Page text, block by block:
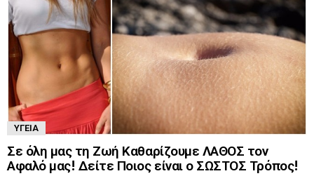
ΥΓΕΊΑ
Σε όλη μας τη Ζωή Καθαρίζουμε ΛΑΘΟΣ τον
Αφαλό μας! Δείτε Ποιος είναι ο ΣΩΣΤΟΣ Τρόπος!